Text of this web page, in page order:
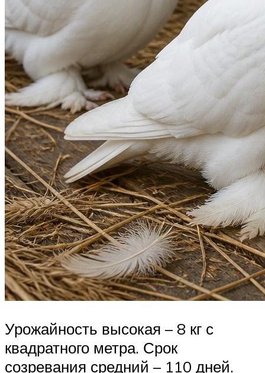
Урожайность высокая – 8 кг с
квадратного метра. Срок
созревания средний – 110 дней.